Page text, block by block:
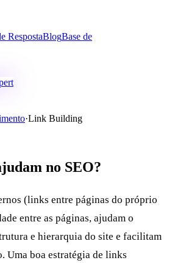
RespostaBlogBase de
·Link Building
no SEO?
(links entre páginas do próprio
entre as páginas, ajudam o
e hierarquia do site e facilitam
Uma boa estratégia de links